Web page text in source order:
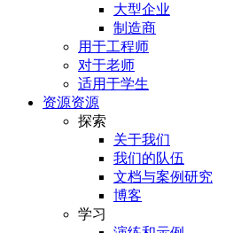
大型企业
制造商
用于工程师
对于老师
适用于学生
资源资源
探索
关于我们
我们的队伍
文档与案例研究
博客
学习